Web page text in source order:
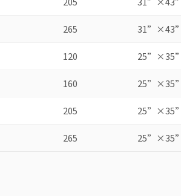
265 31”×43”
120 25”×35”
160 25”×35”
205 25”×35”
265 25”×35”